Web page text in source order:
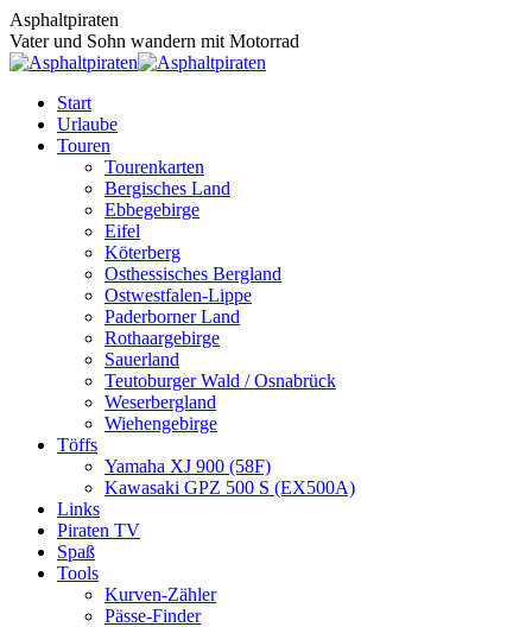
Zum
Inhalt
springen
Asphaltpiraten
Vater und Sohn wandern mit Motorrad
Start
Urlaube
Touren
Tourenkarten
Bergisches Land
Ebbegebirge
Eifel
Köterberg
Osthessisches Bergland
Ostwestfalen-Lippe
Paderborner Land
Rothaargebirge
Sauerland
Teutoburger Wald / Osnabrück
Weserbergland
Wiehengebirge
Töffs
Yamaha XJ 900 (58F)
Kawasaki GPZ 500 S (EX500A)
Links
Piraten TV
Spaß
Tools
Kurven-Zähler
Pässe-Finder